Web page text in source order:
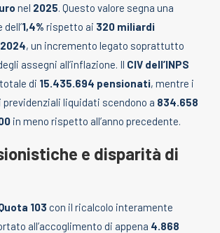
nel 2025. Questo valore segna una
1,4% rispetto ai 320 miliardi
2024, un incremento legato soprattutto
assegni all’inflazione. Il CIV dell’INPS
di 15.435.694 pensionati, mentre i
liquidati scendono a 834.658
in meno rispetto all’anno precedente.
e disparità di
103 con il ricalcolo interamente
all’accoglimento di appena 4.868